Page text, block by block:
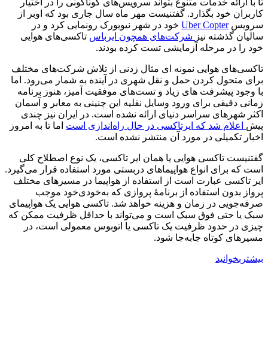
کاربران خود بگذارد. گفتنیست مهر ماه سال جاری بود که اوبر از
سرویسUber Copter خود در شهر نیویورک رونمایی کرد و در
سالیان گذشته نیز شرکت‌های همچون ایرباس تاکسی‌های هوایی
خود را در مرحله آزمایشی تست کرده بودند.
تاکسی‌های هوایی نمونه ای مثال زدنی از تلاش شرکت‌های مختلف
برای متحول کردن حمل و نقل شهری در آینده به شمار می‌رود. اما
با وجود پیشرفت های زیاد و تست‌های موفقیت آمیز، هنوز برنامه
زمانی دقیقی برای ورود وسایل نقلیه این چنینی به معابر و آسمان
اکثر شهرهای سراسر دنیای ارائه نشده است. در ایران نیز چندی
پیش اعلام شد که ایرتاکسی در حال راه‌اندازی است اما تا به امروز
اخبار تکمیلی در مورد آن منتشر نشده است.
گفتنیست تاکسی هوایی یا همان ایر تاکسی، یک نوع اصطلاح کلی
است که برای انواع هواپیماهای دربستی مورد استفاده قرار می‌گیرد.
ایر تاکسی عبارت است از استفاده از هواپیما در مسیرهای مختلف
پرواز بدون استفاده از برنامۀ پروازی که به‌خودی‌خود موجب
صرفه‌جویی در زمان و هزینه خواهد شد. تاکسی هوایی یک هواپیمای
سبک یا حتی فوق ‌سبک است و می‌تواند با حداقل ظرفیت ممکن که
چیزی در حدود ظرفیت یک تاکسی یا اتوبوس معمولی است، در
مسیرهای کوتاه جا‌به‌جا شود.
بیشتربخوانید